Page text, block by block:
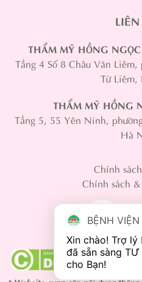
THẨM MỸ HỒNG
Tầng 4 Số 8 Châu Văn
Từ Liêm,
THẨM MỸ HỒNG
Tầng 5, 55 Yên Ninh,
Hà
Chính
Chính sách
BỆNH
Xin chào! Trợ
đã sẵn sàng